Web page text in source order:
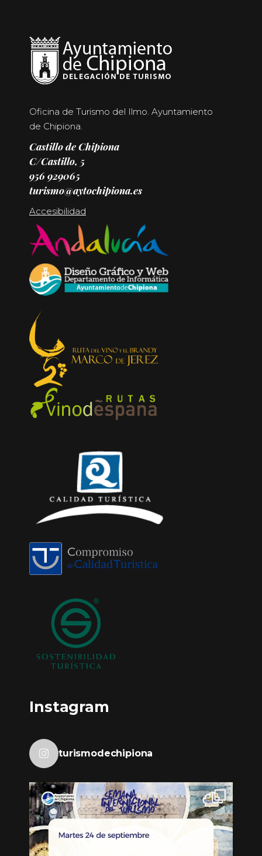
Oficina de Turismo del Ilmo. Ayuntamiento
de Chipiona.
Castillo de Chipiona
C/Castillo, 5
956 929065
turismo@aytochipiona.es
Accesibilidad
Instagram
turismodechipiona